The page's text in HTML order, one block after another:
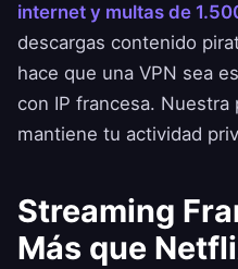
internet y multas de
descargas contenido
hace que una VPN sea
con IP francesa. Nuestra
mantiene tu actividad
Streaming
Más que